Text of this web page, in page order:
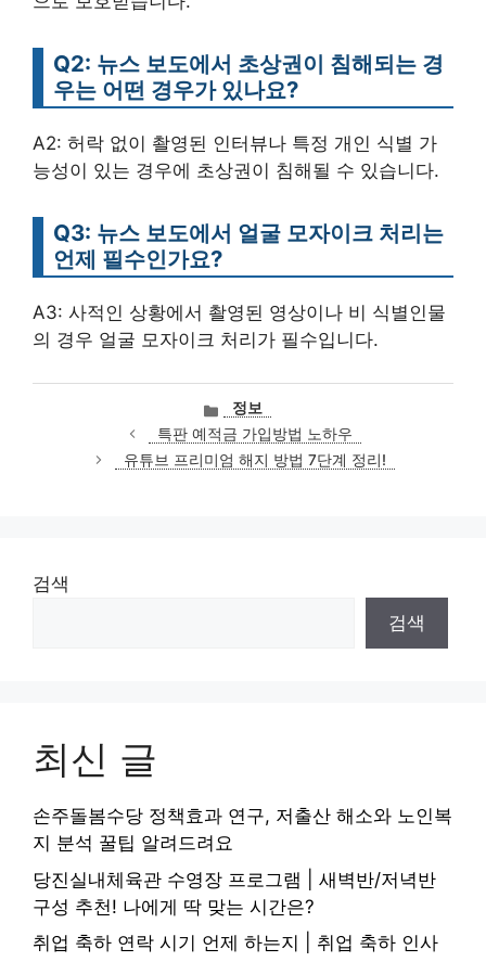
Q2: 뉴스 보도에서 초상권이 침해되는 경
우는 어떤 경우가 있나요?
A2: 허락 없이 촬영된 인터뷰나 특정 개인 식별 가
능성이 있는 경우에 초상권이 침해될 수 있습니다.
Q3: 뉴스 보도에서 얼굴 모자이크 처리는
언제 필수인가요?
A3: 사적인 상황에서 촬영된 영상이나 비 식별인물
의 경우 얼굴 모자이크 처리가 필수입니다.
카
테
고
리
정보
특판 예적금 가입방법 노하우
유튜브 프리미엄 해지 방법 7단계 정리!
검색
검색
최신 글
손주돌봄수당 정책효과 연구, 저출산 해소와 노인복
지 분석 꿀팁 알려드려요
당진실내체육관 수영장 프로그램 | 새벽반/저녁반
구성 추천! 나에게 딱 맞는 시간은?
취업 축하 연락 시기 언제 하는지 | 취업 축하 인사